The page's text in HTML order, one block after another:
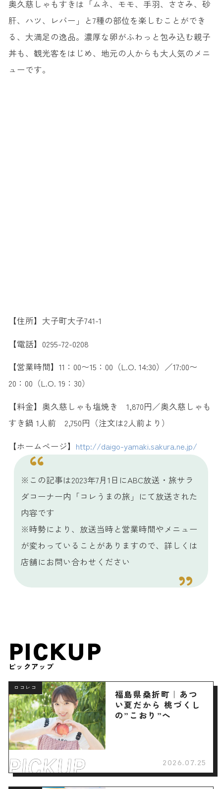
奥久慈しゃもすきは「ムネ、モモ、手羽、ささみ、砂
肝、ハツ、レバー」と7種の部位を楽しむことができ
る、大満足の逸品。濃厚な卵がふわっと包み込む親子
丼も、観光客をはじめ、地元の人からも大人気のメニ
ューです。
【住所】大子町大子741-1
【電話】0295-72-0208
【営業時間】11：00〜15：00（L.O. 14:30）／17:00〜
20：00（L.O. 19：30）
【料金】奥久慈しゃも塩焼き 1,870円／奥久慈しゃも
すき鍋 1人前 2,750円（注文は2人前より）
【ホームページ】 http://daigo-yamaki.sakura.ne.jp/
※この記事は2023年7月1日にABC放送・旅サラ
ダコーナー内「コレうまの旅」にて放送された
内容です
※時勢により、放送当時と営業時間やメニュー
が変わっていることがありますので、詳しくは
店舗にお問い合わせください
PICKUP
ピックアップ
ロコレコ
福島県桑折町｜あつ
い夏だから 桃づくし
の”こおり”へ
2026.07.25